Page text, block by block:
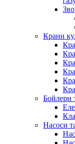
Крани
Бойлери
Насоси